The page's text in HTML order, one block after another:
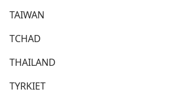
TAIWAN
TCHAD
THAILAND
TYRKIET